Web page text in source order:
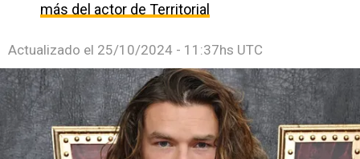
más del actor de Territorial
Actualizado el 25/10/2024 - 11:37hs UTC